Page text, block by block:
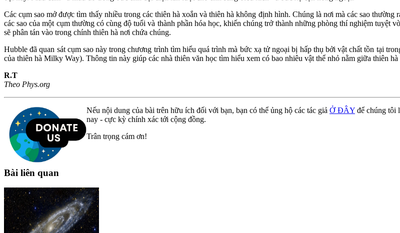
Các cụm sao mở được tìm thấy nhiều trong các thiên hà xoắn và thiên hà không định hình. Chúng là nơi mà các sao
các sao của một cụm thường có cùng độ tuổi và thành phần hóa học, khiến chúng trở thành những phòng thí nghiệm tuyệt
sẽ phân tán vào trong chính thiên hà nơi chứa chúng.
Hubble đã quan sát cụm sao này trong chương trình tìm hiểu quá trình mà bức xạ tử ngoại bị hấp thụ bởi vật chất tồn tại
của thiên hà Milky Way). Thông tin này giúp các nhà thiên văn học tìm hiểu xem có bao nhiêu vật thể nhỏ nằm giữa thiên
R.T
Theo Phys.org
Nếu nội dung của bài trên hữu ích đối với bạn, bạn có thể ủng hộ các tác giả Ở ĐÂY để chúng tôi
nay - cực kỳ chính xác tới cộng đồng.
Trân trọng cám ơn!
Bài liên quan